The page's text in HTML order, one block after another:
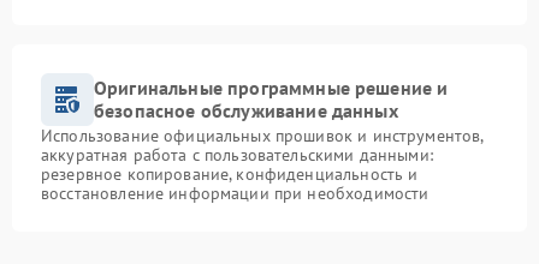
Оригинальные программные решение и
безопасное обслуживание данных
Использование официальных прошивок и инструментов,
аккуратная работа с пользовательскими данными:
резервное копирование, конфиденциальность и
восстановление информации при необходимости